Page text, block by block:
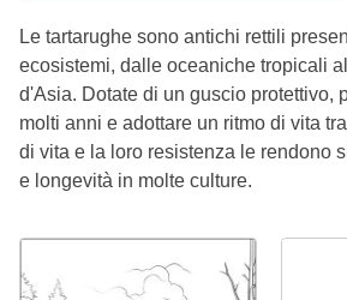
Le tartarughe sono antichi rettili
ecosistemi, dalle oceaniche tropicali
d'Asia. Dotate di un guscio protettivo,
molti anni e adottare un ritmo di vita
di vita e la loro resistenza le rendono
e longevità in molte culture.